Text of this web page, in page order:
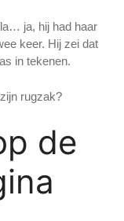
ja, hij had haar
keer. Hij zei dat
in tekenen.
rugzak?
de